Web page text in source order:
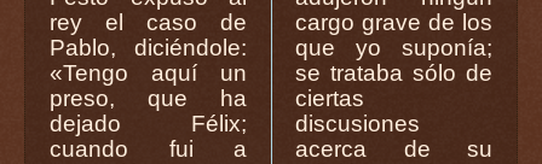
rey el caso de
Pablo, diciéndole:
«Tengo aquí un
preso, que ha
dejado Félix;
cuando fui a
cargo grave de los
que yo suponía;
se trataba sólo de
ciertas
discusiones
acerca de su